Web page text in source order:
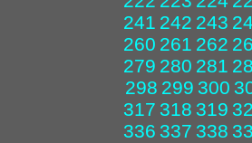
241 242 243
260 261 262
279 280 281
298 299 300
317 318 319
336 337 338